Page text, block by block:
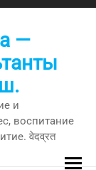
—
и
воспитание
वेदव्रत